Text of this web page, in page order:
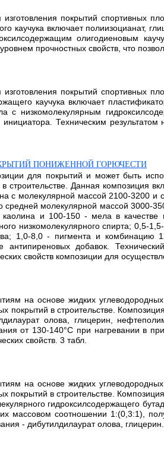
покрытий спортивных
каучука включает полиизоцианат,
олигодиеновым
прочностных свойств, что
покрытий спортивных
каучука включает
с низкомолекулярным
инициатора. Техническим
ПОНИЖЕННОЙ ГОРЮЧЕСТИ
для покрытий и может быть
строительстве. Данная композиция
с молекулярной массой 2100-3200
молекулярной массой 3000-
каолина и 100-150 - мела в
низкомолекулярного спирта; 0,5-
1,0-8,0 - пигмента и
антипиреновых добавок.
свойств композиции для
на основе жидких
покрытий в строительстве.
олова, глицерин,
от 130-140°С при нагревании в
свойств. 3 табл.
на основе жидких
покрытий в строительстве.
гидроксилсодержащего
массовом соотношении 1:(0,3:1),
- дибутилдилаурат олова,